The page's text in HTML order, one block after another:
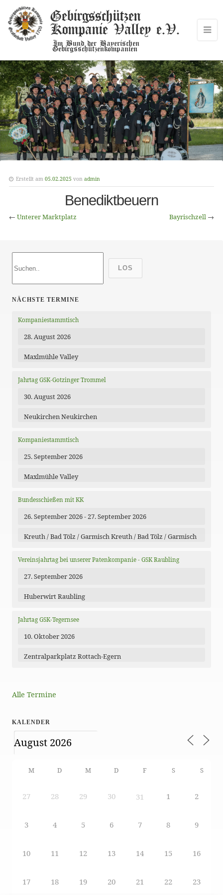
Gebirgsschützen
Kompanie Valley e.V.
Im Bund der Bayerischen
Gebirgsschützenkompanien
Erstellt am 05.02.2025 von admin
Benediktbeuern
← Unterer Marktplatz Bayrischzell →
LOS
NÄCHSTE TERMINE
Kompaniestammtisch
28. August 2026
Maxlmühle Valley
Jahrtag GSK-Gotzinger Trommel
30. August 2026
Neukirchen Neukirchen
Kompaniestammtisch
25. September 2026
Maxlmühle Valley
Bundesschießen mit KK
26. September 2026 - 27. September 2026
Kreuth / Bad Tölz / Garmisch Kreuth / Bad Tölz / Garmisch
Vereinsjahrtag bei unserer Patenkompanie - GSK Raubling
27. September 2026
Huberwirt Raubling
Jahrtag GSK-Tegernsee
10. Oktober 2026
Zentralparkplatz Rottach-Egern
Alle Termine
KALENDER
M D M D F S S
27 28 29 30 31 1 2
3 4 5 6 7 8 9
10 11 12 13 14 15 16
17 18 19 20 21 22 23